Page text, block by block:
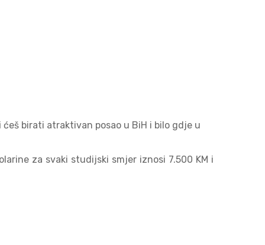
birati atraktivan posao u BiH i bilo gdje u
za svaki studijski smjer iznosi 7.500 KM i